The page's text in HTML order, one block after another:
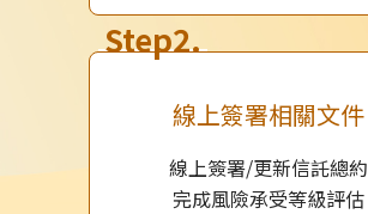
Step2.
線上簽署相關文件
線上簽署/更新信託總約
完成風險承受等級評估